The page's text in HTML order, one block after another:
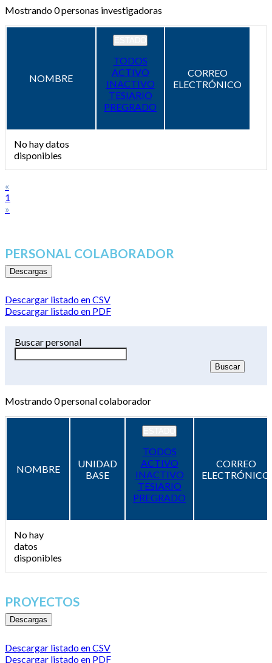
Mostrando0personas investigadoras
NOMBRE
TODOS
ACTIVO
INACTIVO
TESIARIO
PREGRADO
CORREO
ELECTRÓNICO
No hay datos
disponibles
«
1
»
PERSONAL COLABORADOR
Descargas
Descargar listado en CSV
Descargar listado en PDF
Buscar personal
Mostrando0personal colaborador
NOMBRE
UNIDAD
BASE
TODOS
ACTIVO
INACTIVO
TESIARIO
PREGRADO
CORREO
ELECTRÓNICO
No hay
datos
disponibles
PROYECTOS
Descargas
Descargar listado en CSV
Descargar listado en PDF